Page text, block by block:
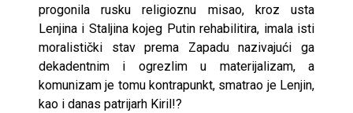
progonila rusku religioznu misao, kroz usta
Lenjina i Staljina kojeg Putin rehabilitira, imala isti
moralistički stav prema Zapadu nazivajući ga
dekadentnim i ogrezlim u materijalizam, a
komunizam je tomu kontrapunkt, smatrao je Lenjin,
kao i danas patrijarh Kiril!?